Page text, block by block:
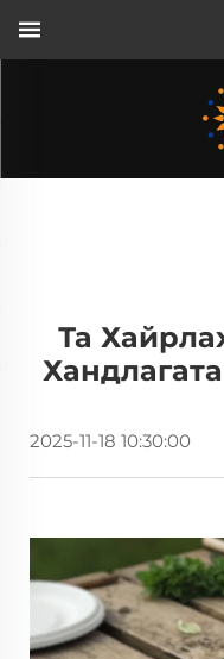
Та
2025-11-18 10:30:00